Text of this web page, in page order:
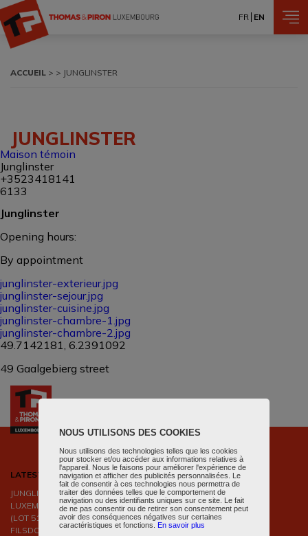
Skip to main content
FR EN
Breadcrumb
ACCUEIL JUNGLINSTER
JUNGLINSTER
Maison témoin
Junglinster
+3523418141
6133
Junglinster
Opening hours:
By appointment
junglinster-exterieur.jpg
junglinster-sejour.jpg
junglinster-cuisine.jpg
junglinster-chambre-1.jpg
junglinster-chambre-2.jpg
49.7142181, 6.2391092
49 Gaalgebierg street
LATEST PROPERTIES ADDED
JUNGLINSTER - LOTISSEMENT BOURLINGSTER
LUXEMBOURG - BELAIR RÉSIDENCE JARDINS D'OPALE
(LOT 51)
FILSDORF - FILSDORF - SÉISSAKER
NOUS UTILISONS DES COOKIES
Nous utilisons des technologies telles que les cookies
pour stocker et/ou accéder aux informations relatives à
l'appareil. Nous le faisons pour améliorer l'expérience de
navigation et afficher des publicités personnalisées. Le
fait de consentir à ces technologies nous permettra de
traiter des données telles que le comportement de
navigation ou des identifiants uniques sur ce site. Le fait
de ne pas consentir ou de retirer son consentement peut
avoir des conséquences négatives sur certaines
caractéristiques et fonctions. En savoir plus